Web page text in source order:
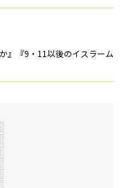
』『9・11以後のイスラーム